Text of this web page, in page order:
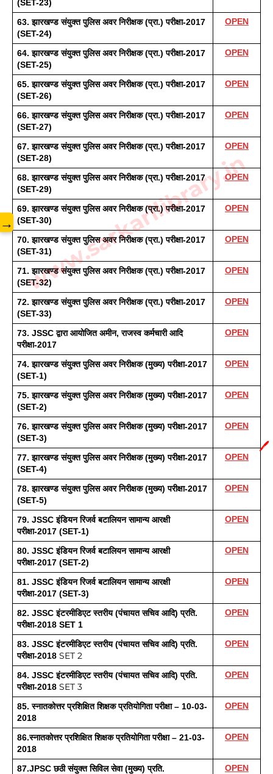
(SET-23)
63. झारखण्ड संयुक्त पुलिस अवर निरीक्षक (प्रा.) परीक्षा-2017
(SET-24)
OPEN
64. झारखण्ड संयुक्त पुलिस अवर निरीक्षक (प्रा.) परीक्षा-2017
(SET-25)
OPEN
65. झारखण्ड संयुक्त पुलिस अवर निरीक्षक (प्रा.) परीक्षा-2017
(SET-26)
OPEN
66. झारखण्ड संयुक्त पुलिस अवर निरीक्षक (प्रा.) परीक्षा-2017
(SET-27)
OPEN
67. झारखण्ड संयुक्त पुलिस अवर निरीक्षक (प्रा.) परीक्षा-2017
(SET-28)
OPEN
68. झारखण्ड संयुक्त पुलिस अवर निरीक्षक (प्रा.) परीक्षा-2017
(SET-29)
OPEN
69. झारखण्ड संयुक्त पुलिस अवर निरीक्षक (प्रा.) परीक्षा-2017
(SET-30)
OPEN
70. झारखण्ड संयुक्त पुलिस अवर निरीक्षक (प्रा.) परीक्षा-2017
(SET-31)
OPEN
71. झारखण्ड संयुक्त पुलिस अवर निरीक्षक (प्रा.) परीक्षा-2017
(SET-32)
OPEN
72. झारखण्ड संयुक्त पुलिस अवर निरीक्षक (प्रा.) परीक्षा-2017
(SET-33)
OPEN
73. JSSC द्वारा आयोजित अमीन, राजस्व कर्मचारी आदि
परीक्षा-2017
OPEN
74. झारखण्ड संयुक्त पुलिस अवर निरीक्षक (मुख्य) परीक्षा-2017
(SET-1)
OPEN
75. झारखण्ड संयुक्त पुलिस अवर निरीक्षक (मुख्य) परीक्षा-2017
(SET-2)
OPEN
76. झारखण्ड संयुक्त पुलिस अवर निरीक्षक (मुख्य) परीक्षा-2017
(SET-3)
OPEN
77. झारखण्ड संयुक्त पुलिस अवर निरीक्षक (मुख्य) परीक्षा-2017
(SET-4)
OPEN
78. झारखण्ड संयुक्त पुलिस अवर निरीक्षक (मुख्य) परीक्षा-2017
(SET-5)
OPEN
79. JSSC इंडियन रिजर्व बटालियन सामान्य आरक्षी
परीक्षा-2017 (SET-1)
OPEN
80. JSSC इंडियन रिजर्व बटालियन सामान्य आरक्षी
परीक्षा-2017 (SET-2)
OPEN
81. JSSC इंडियन रिजर्व बटालियन सामान्य आरक्षी
परीक्षा-2017 (SET-3)
OPEN
82. JSSC इंटरमीडिएट स्तरीय (पंचायत सचिव आदि) प्रति.
परीक्षा-2018 SET 1
OPEN
83. JSSC इंटरमीडिएट स्तरीय (पंचायत सचिव आदि) प्रति.
परीक्षा-2018 SET 2
OPEN
84. JSSC इंटरमीडिएट स्तरीय (पंचायत सचिव आदि) प्रति.
परीक्षा-2018 SET 3
OPEN
85. स्नातकोत्तर प्रशिक्षित शिक्षक प्रतियोगिता परीक्षा – 10-03-
2018
OPEN
86.स्नातकोत्तर प्रशिक्षित शिक्षक प्रतियोगिता परीक्षा – 21-03-
2018
OPEN
87.JPSC छठी संयुक्त सिविल सेवा (मुख्य) प्रति.
OPEN
www.sarkarilibrary.in
→
🖊️